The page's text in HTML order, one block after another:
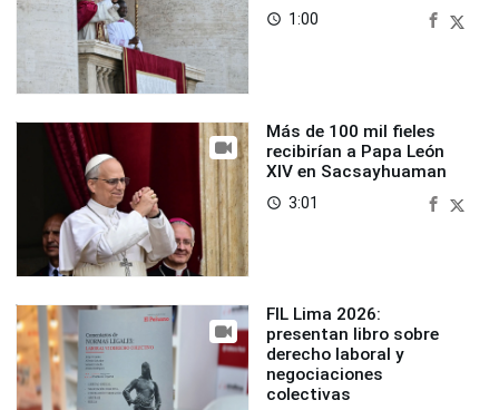
access_time 1:00
Más de 100 mil fieles
recibirían a Papa León
XIV en Sacsayhuaman
access_time 3:01
FIL Lima 2026:
presentan libro sobre
derecho laboral y
negociaciones
colectivas